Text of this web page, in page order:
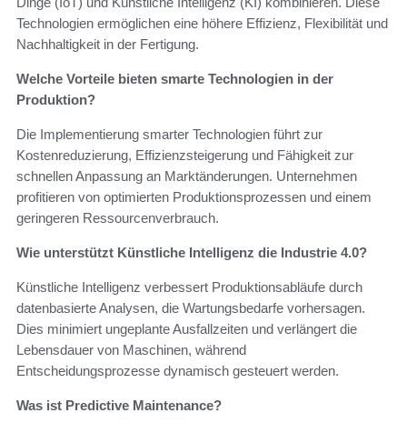
Technologien ermöglichen eine höhere Effizienz, Flexibilität und
Nachhaltigkeit in der Fertigung.
Welche Vorteile bieten smarte Technologien in der
Produktion?
Die Implementierung smarter Technologien führt zur
Kostenreduzierung, Effizienzsteigerung und Fähigkeit zur
schnellen Anpassung an Marktänderungen. Unternehmen
profitieren von optimierten Produktionsprozessen und einem
geringeren Ressourcenverbrauch.
Wie unterstützt Künstliche Intelligenz die Industrie 4.0?
Künstliche Intelligenz verbessert Produktionsabläufe durch
datenbasierte Analysen, die Wartungsbedarfe vorhersagen.
Dies minimiert ungeplante Ausfallzeiten und verlängert die
Lebensdauer von Maschinen, während
Entscheidungsprozesse dynamisch gesteuert werden.
Was ist Predictive Maintenance?